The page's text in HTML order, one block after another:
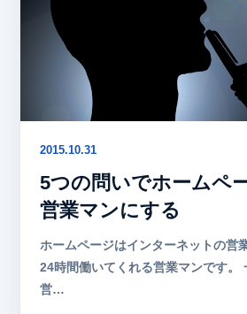
2015.10.31
5つの問いでホームペ
営業マンにする
ホームページはインターネットの営
24時間働いてくれる営業マンです。
営…